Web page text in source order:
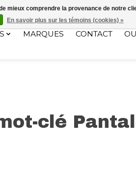
MARQUES CONTACT
clé
comprendre la provenance de notre
En savoir plus sur les témoins (cookies) »